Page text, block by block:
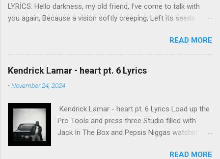
LYRİCS: Hello darkness, my old friend, I've come to talk with
you again, Because a vision softly creeping, Left its seeds
brain Still remains Within the sound of silence. In restless
dreams i walked alone Narrow streets of cobblestone, 'neath
the halo of a street lamp, I turned my collar to the cold and
damp When my eyes were stabbed by the flash of a neon light
That split the night And touched the sound of silence. And in
People talking without speaking, People hearing without
listening, People writing songs that voices never share And no
one dare Disturb the sound of silence. 'fools' said i, 'you do not
know Silence like a cancer grows. Hear my words that i might
READ MORE
Kendrick Lamar - heart pt. 6 Lyrics
-November 24, 2024
Kendrick Lamar - heart pt. 6 Lyrics Load up the
Pro Tools and press three Studio filled with
Jack In The Box and Pepsis Niggas watchin'
Pumper, stomach turnin', I get up andREAD MORE